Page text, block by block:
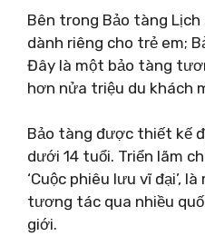
Bên trong Bảo tàng
dành riêng cho trẻ em;
Đây là một bảo tàng
hơn nửa triệu du khách
Bảo tàng được thiết kế
dưới 14 tuổi. Triển lãm
‘Cuộc phiêu lưu vĩ đại’,
tương tác qua nhiều
giới.